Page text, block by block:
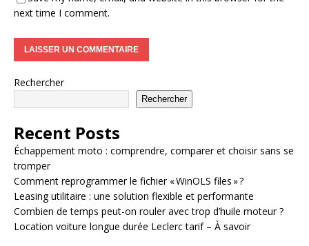
next time I comment.
Rechercher
Rechercher
Recent Posts
Échappement moto : comprendre, comparer et choisir sans se
tromper
Comment reprogrammer le fichier « WinOLS files » ?
Leasing utilitaire : une solution flexible et performante
Combien de temps peut-on rouler avec trop d’huile moteur ?
Location voiture longue durée Leclerc tarif – À savoir